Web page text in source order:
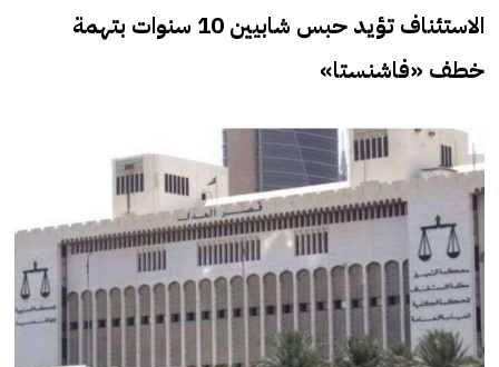
الاستئناف تؤيد حبس شابيين 10 سنوات بتهمة
خطف «فاشنستا»